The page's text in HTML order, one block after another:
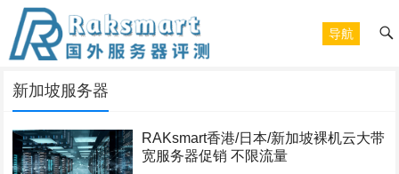
导航
新加坡服务器
RAKsmart香港/日本/新加坡裸机云大带
宽服务器促销 不限流量